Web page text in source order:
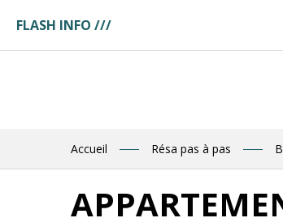
contenu
FLASH INFO ///
Accueil Résa pas à pas